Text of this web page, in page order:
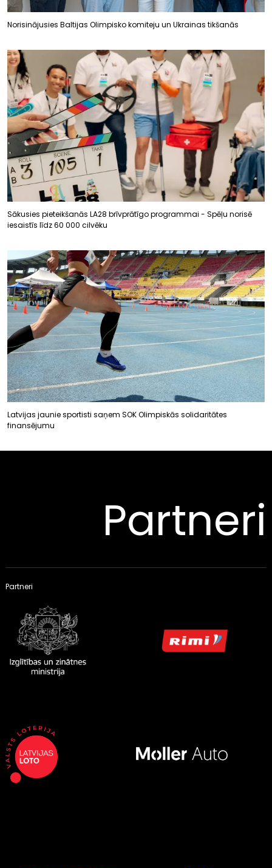
Norisinājusies Baltijas Olimpisko komiteju un Ukrainas tikšanās
Sākusies pieteikšanās LA28 brīvprātīgo programmai - Spēļu norisē
iesaistīs līdz 60 000 cilvēku
Latvijas jaunie sportisti saņem SOK Olimpiskās solidaritātes
finansējumu
Partneri
Partneri